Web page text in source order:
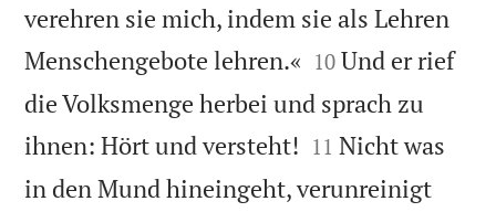
verehren sie mich, indem sie als Lehren
Menschengebote lehren.« 

10 Und er rief
die Volksmenge herbei und sprach zu
ihnen: Hört und versteht! 

11 Nicht was
in den Mund hineingeht, verunreinigt